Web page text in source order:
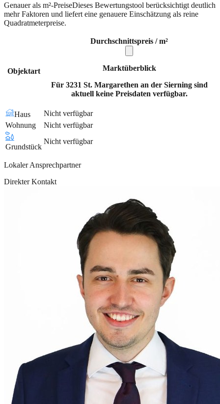
Genauer als m²-PreiseDieses Bewertungstool berücksichtigt deutlich
mehr Faktoren und liefert eine genauere Einschätzung als reine
Quadratmeterpreise.
Objektart
Durchschnittspreis / m²
Marktüberblick
Für 3231 St. Margarethen an der Sierning sind
aktuell keine Preisdaten verfügbar.
Haus
Nicht verfügbar
Wohnung
Nicht verfügbar
Grundstück
Nicht verfügbar
Lokaler Ansprechpartner
Direkter Kontakt